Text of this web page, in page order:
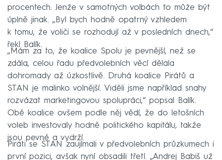
procentech. Jenže v samotných volbách to může být
úplně jinak. „Byl bych hodně opatrný vzhledem
k tomu, že voliči se rozhodují až v posledních dnech,“
řekl Balík.
„Mám za to, že koalice Spolu je pevnější, než se
zdála, celou řadu předvolebních věcí dělala
dohromady až úzkostlivě. Druhá koalice Pirátů a
STAN je malinko volnější. Viděli jsme například snahy
rozvázat marketingovou spolupráci,“ popsal Balík.
Obě koalice ovšem podle něj vědí, že do letošních
voleb investovaly hodně politického kapitálu, takže
jsou pevné a vydrží.
Piráti se STAN zaujímali v předvolebních průzkumech i
první pozici, avšak nyní obsadili třetí. „Andrej Babiš už